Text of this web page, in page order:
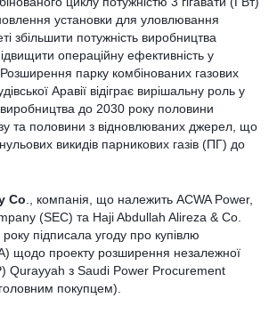
установки для уловлювання
збільшити потужність виробництва
операційну ефективність у
Розширення парку комбінованих газових
Аравії відіграє вирішальну роль у
до 2030 року половини
та половини з відновлюваних джерел, що
викидів парникових газів (ПГ) до
Co ., компанія, що належить ACWA Power,
(SEC) та Haji Abdullah Alireza & Co.
підписала угоду про купівлю
щодо проекту розширення незалежної
Qurayyah з Saudi Power Procurement
покупцем).